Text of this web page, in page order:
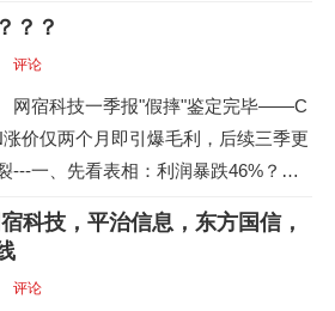
）韩国KOSPI指数进入技术性熊市陈
2026年6月，恒生科技是历史性底部陈
：韩存储若走熊并不能代表全球科技牛
更不能代表A股重估牛结束OpenAI将
日正式发布GPT-5.6系列AI大模型训练
？？
评论
网宿科技一季报"假摔"鉴定完毕——C
涨价仅两个月即引爆毛利，后续三季更
---一、先看表相：利润暴跌46%？看
。营收同比降了9.66%，扣非净利润同
了46.38%——单看这两个数字，确实
人的架势。但这是真跌还是假摔？答
科技，平治信息，东方国信，
评论